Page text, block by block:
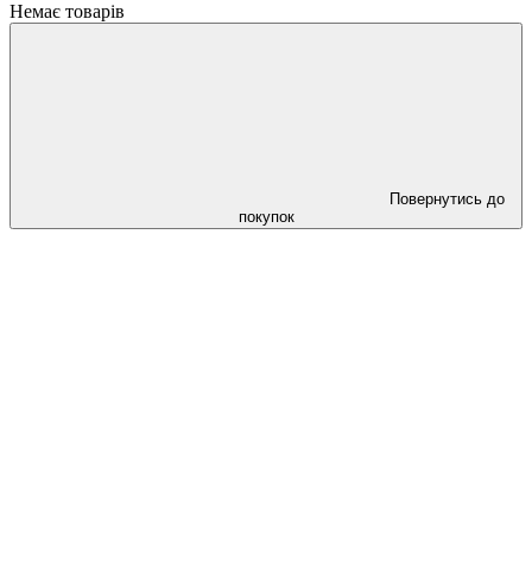
Немає товарів
Повернутись до
покупок